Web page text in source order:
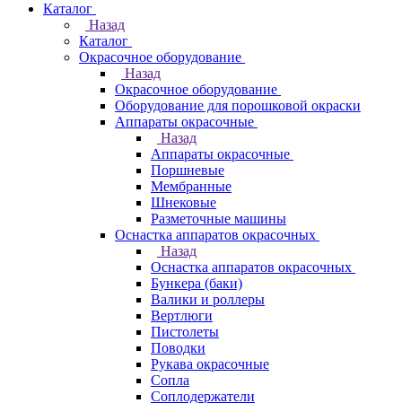
Каталог
Назад
Каталог
Окрасочное оборудование
Назад
Окрасочное оборудование
Оборудование для порошковой окраски
Аппараты окрасочные
Назад
Аппараты окрасочные
Поршневые
Мембранные
Шнековые
Разметочные машины
Оснастка аппаратов окрасочных
Назад
Оснастка аппаратов окрасочных
Бункера (баки)
Валики и роллеры
Вертлюги
Пистолеты
Поводки
Рукава окрасочные
Сопла
Соплодержатели